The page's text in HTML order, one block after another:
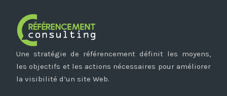
Une stratégie de référencement définit les moyens,
les objectifs et les actions nécessaires pour améliorer
la visibilité d’un site Web.